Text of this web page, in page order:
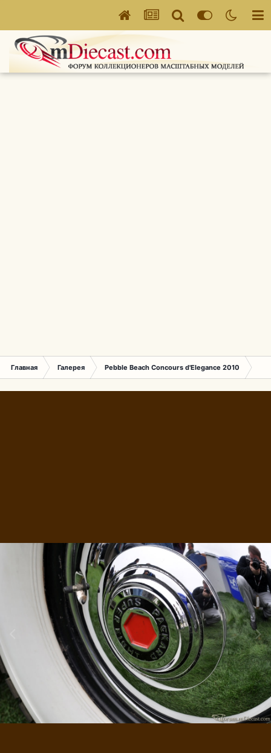
Главная Галерея Pebble Beach Concours d'Elegance 2010